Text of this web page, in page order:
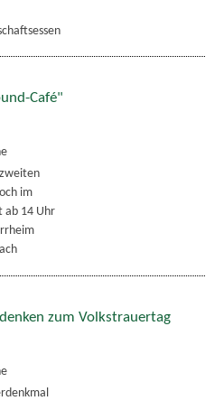
Café"
im
ab 14 Uhr
zum Volkstrauertag